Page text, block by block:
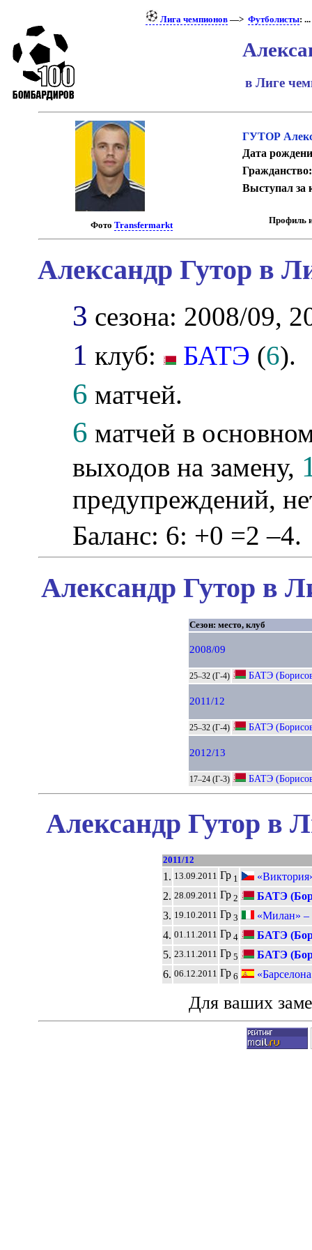
Лига чемпионов —> Футболисты:
в Лиге
Фото Transfermarkt
ГУТОР
Дата
Гражданство:
Выступал за
Профиль
Александр Гутор в
3 сезона: 2008/09,
1 клуб: БАТЭ (6).
6 матчей.
6 матчей в
выходов на замену,
предупреждений,
Баланс: 6: +0 =2 –4.
Александр Гутор в
Сезон: место, клуб
2008/09
25–32 (Г-4) БАТЭ
2011/12
25–32 (Г-4) БАТЭ
2012/13
17–24 (Г-3) БАТЭ
Александр Гутор в
2011/12
1. 13.09.2011 Гр1
2. 28.09.2011 Гр2
БАТЭ
3. 19.10.2011 Гр3
«Милан» –
4. 01.11.2011 Гр4
БАТЭ
5. 23.11.2011 Гр5
БАТЭ
6. 06.12.2011 Гр6
Для ваших